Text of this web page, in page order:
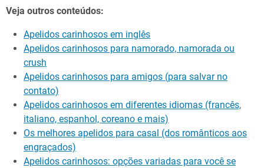
Veja outros conteúdos:
Apelidos carinhosos em inglês
Apelidos carinhosos para namorado, namorada ou
crush
Apelidos carinhosos para amigos (para salvar no
contato)
Apelidos carinhosos em diferentes idiomas (francês,
italiano, espanhol, coreano e mais)
Os melhores apelidos para casal (dos românticos aos
engraçados)
Apelidos carinhosos: opções variadas para você se